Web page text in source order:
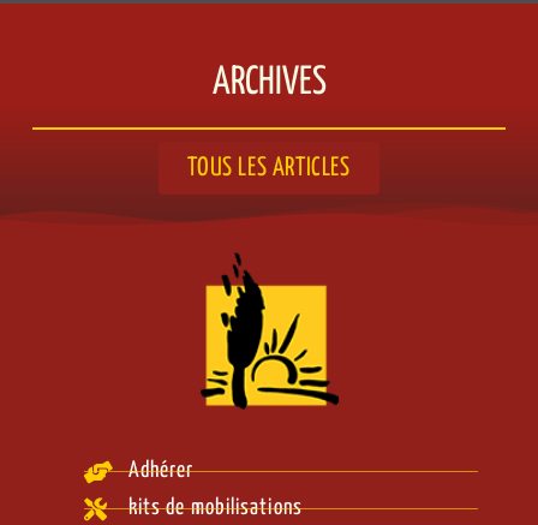
ARCHIVES
TOUS LES ARTICLES
Adhérer
kits de mobilisations